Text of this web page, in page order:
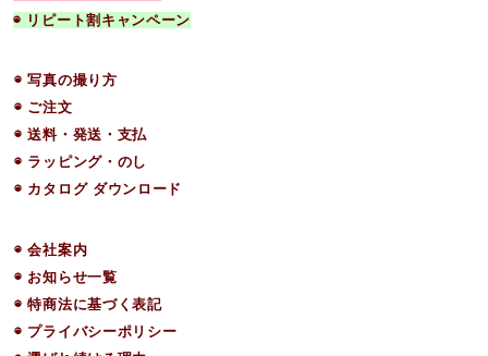
◉ リピート割キャンペーン
◉ 写真の撮り方
◉ ご注文
◉ 送料・発送・支払
◉ ラッピング・のし
◉ カタログ ダウンロード
◉ 会社案内
◉ お知らせ一覧
◉ 特商法に基づく表記
◉ プライバシーポリシー